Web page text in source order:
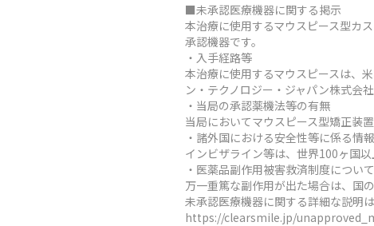
■未承認医療機器に関する掲示
本治療に使用するマウスピース型カ
承認機器です。
・入手経路等
本治療に使用するマウスピースは、
ン・テクノロジー・ジャパン株式会
・当局の承認薬機法等の有無
当局においてマウスピース型矯正装
・諸外国における安全性等に係る情報
インビザライン等は、世界100ヶ国
・医薬品副作用被害救済制度について
万一重篤な副作用が出た場合は、国
未承認医療機器に関する詳細な説明
https://clearsmile.jp/